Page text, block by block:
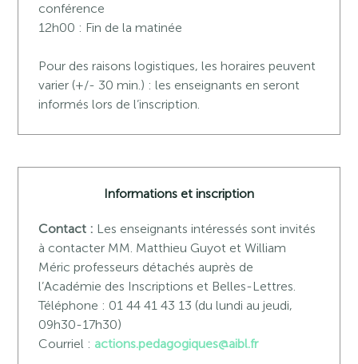
conférence
12h00 : Fin de la matinée
Pour des raisons logistiques, les horaires peuvent
varier (+/- 30 min.) : les enseignants en seront
informés lors de l’inscription.
Informations et inscription
Contact : Les enseignants intéressés sont invités
à contacter MM. Matthieu Guyot et William
Méric professeurs détachés auprès de
l’Académie des Inscriptions et Belles-Lettres.
Téléphone : 01 44 41 43 13 (du lundi au jeudi,
09h30-17h30)
Courriel : actions.pedagogiques@aibl.fr